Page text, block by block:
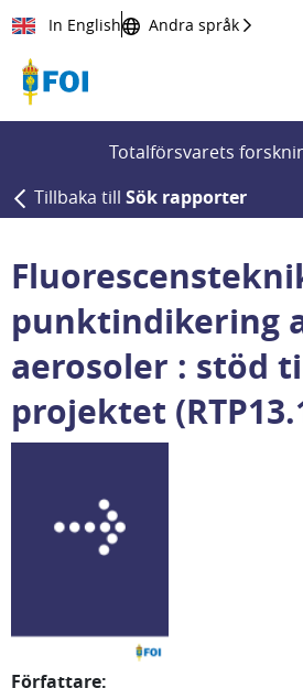
Till innehållet
In English Andra språk
Totalförsvarets
Tillbaka till Sök rapporter
punktindikering
aerosoler : stöd
projektet
Författare: